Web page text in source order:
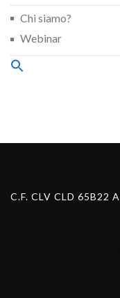
Chi siamo?
Webinar
Search
C.F. CLV CLD 65B22